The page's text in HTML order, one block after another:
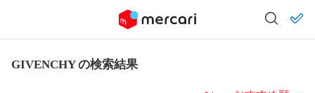
GIVENCHY の検索結果